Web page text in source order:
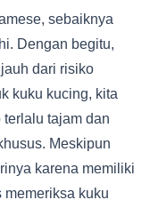
sebaiknya
Dengan begitu,
dari risiko
kuku kucing, kita
tajam dan
Meskipun
karena memiliki
memeriksa kuku